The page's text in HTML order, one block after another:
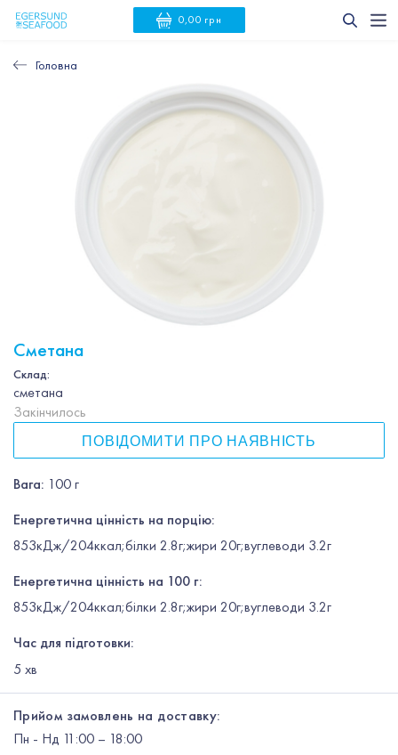
0,00 грн
Головна
Сметана
Склад:
сметана
Вага: 100 г
Енергетична цінність на порцію:
853кДж/204ккал;білки 2.8г;жири 20г;вуглеводи 3.2г
Енергетична цінність на 100 г:
853кДж/204ккал;білки 2.8г;жири 20г;вуглеводи 3.2г
Час для підготовки:
5 хв
Закінчилось
ПОВІДОМИТИ ПРО НАЯВНІСТЬ
Прийом замовлень на доставку:
Пн - Нд 11:00 – 18:00